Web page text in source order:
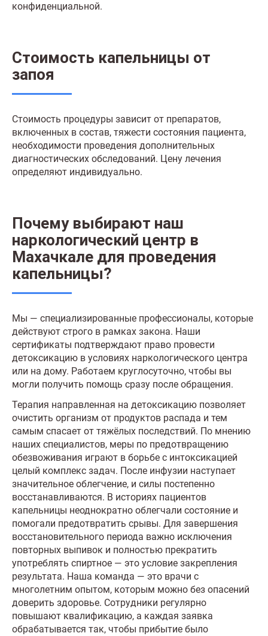
конфиденциальной.
Стоимость капельницы от
запоя
Стоимость процедуры зависит от препаратов,
включенных в состав, тяжести состояния пациента,
необходимости проведения дополнительных
диагностических обследований. Цену лечения
определяют индивидуально.
Почему выбирают наш
наркологический центр в
Махачкале для проведения
капельницы?
Мы — специализированные профессионалы, которые
действуют строго в рамках закона. Наши
сертификаты подтверждают право провести
детоксикацию в условиях наркологического центра
или на дому. Работаем круглосуточно, чтобы вы
могли получить помощь сразу после обращения.
Терапия направленная на детоксикацию позволяет
очистить организм от продуктов распада и тем
самым спасает от тяжёлых последствий. По мнению
наших специалистов, меры по предотвращению
обезвоживания играют в борьбе с интоксикацией
целый комплекс задач. После инфузии наступает
значительное облегчение, и силы постепенно
восстанавливаются. В историях пациентов
капельницы неоднократно облегчали состояние и
помогали предотвратить срывы. Для завершения
восстановительного периода важно исключения
повторных выпивок и полностью прекратить
употреблять спиртное — это условие закрепления
результата. Наша команда — это врачи с
многолетним опытом, которым можно без опасений
доверить здоровье. Сотрудники регулярно
повышают квалификацию, а каждая заявка
обрабатывается так, чтобы прибытие было